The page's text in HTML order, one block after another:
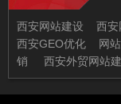
母婴护理月嫂服务公
西安网站建设 西安
西安GEO优化
网
销
西安外贸网站